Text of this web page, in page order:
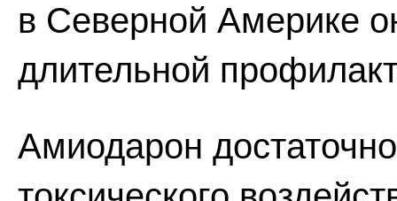
в Северной Америке
длительной
Амиодарон